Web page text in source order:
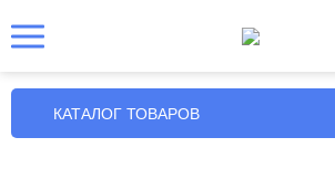
КАТАЛОГ ТОВАРОВ